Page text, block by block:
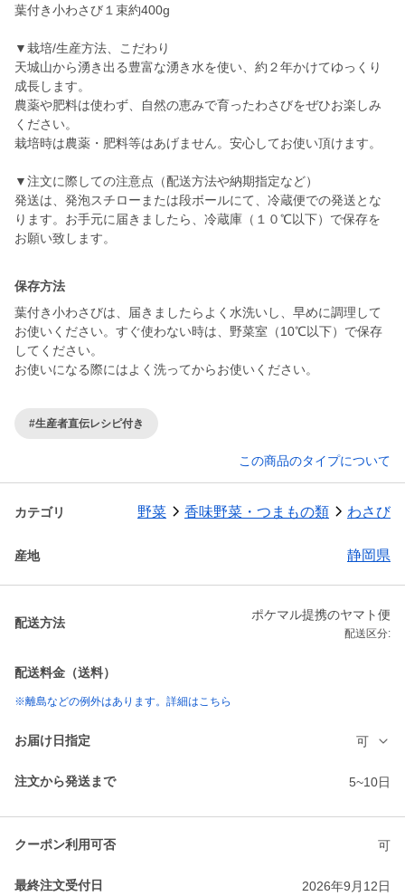
葉付き小わさび１束約400g
▼栽培/生産方法、こだわり
天城山から湧き出る豊富な湧き水を使い、約２年かけてゆっくり
成長します。
農薬や肥料は使わず、自然の恵みで育ったわさびをぜひお楽しみ
ください。
栽培時は農薬・肥料等はあげません。安心してお使い頂けます。
▼注文に際しての注意点（配送方法や納期指定など）
発送は、発泡スチローまたは段ボールにて、冷蔵便での発送とな
ります。お手元に届きましたら、冷蔵庫（１０℃以下）で保存を
お願い致します。
保存方法
葉付き小わさびは、届きましたらよく水洗いし、早めに調理して
お使いください。すぐ使わない時は、野菜室（10℃以下）で保存
してください。
お使いになる際にはよく洗ってからお使いください。
#生産者直伝レシピ付き
この商品のタイプについて
カテゴリ 野菜 香味野菜・つまもの類 わさび
産地 静岡県
配送方法
ポケマル提携のヤマト便
配送区分:
配送料金（送料）
※離島などの例外はあります。詳細はこちら
お届け日指定 可
注文から発送まで 5~10日
クーポン利用可否 可
最終注文受付日 2026年9月12日